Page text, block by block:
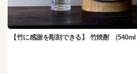
【竹に感謝を彫刻できる】 竹焼酎 （